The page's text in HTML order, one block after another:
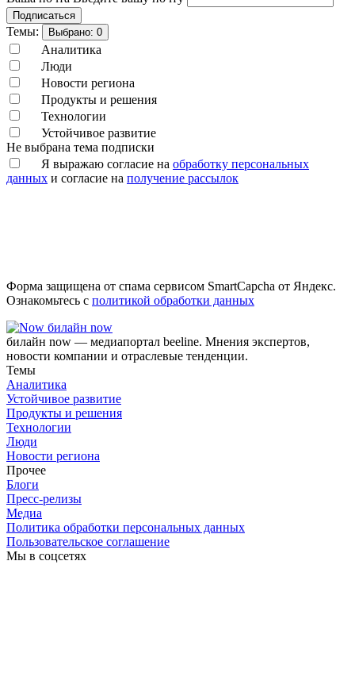
Подписаться
Темы: Выбрано: 0
Аналитика
Люди
Новости региона
Продукты и решения
Технологии
Устойчивое развитие
Не выбрана тема подписки
Я выражаю согласие на обработку персональных
данных и согласие на получение рассылок
Форма защищена от спама сервисом SmartCapcha от Яндекс.
Ознакомьтесь с политикой обработки данных
билайн now
билайн now — медиапортал beeline. Мнения экспертов,
новости компании и отраслевые тенденции.
Темы
Аналитика
Устойчивое развитие
Продукты и решения
Технологии
Люди
Новости региона
Прочее
Блоги
Пресс-релизы
Медиа
Политика обработки персональных данных
Пользовательское соглашение
Мы в соцсетях